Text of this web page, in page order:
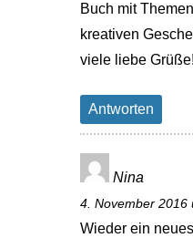
Buch mit
kreativen
viele liebe
Antworten
Nina
4. November 2016
Wieder ein